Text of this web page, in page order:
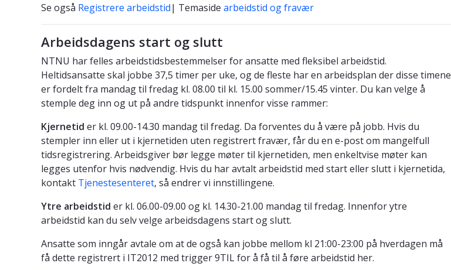
Se også Registrere arbeidstid| Temaside arbeidstid og fravær
Arbeidsdagens start og slutt
NTNU har felles arbeidstidsbestemmelser for ansatte med fleksibel arbeidstid.
Heltidsansatte skal jobbe 37,5 timer per uke, og de fleste har en arbeidsplan der disse timene
er fordelt fra mandag til fredag kl. 08.00 til kl. 15.00 sommer/15.45 vinter. Du kan velge å
stemple deg inn og ut på andre tidspunkt innenfor visse rammer:
Kjernetid er kl. 09.00-14.30 mandag til fredag. Da forventes du å være på jobb. Hvis du
stempler inn eller ut i kjernetiden uten registrert fravær, får du en e-post om mangelfull
tidsregistrering. Arbeidsgiver bør legge møter til kjernetiden, men enkeltvise møter kan
legges utenfor hvis nødvendig. Hvis du har avtalt arbeidstid med start eller slutt i kjernetida,
kontakt Tjenestesenteret, så endrer vi innstillingene.
Ytre arbeidstid er kl. 06.00-09.00 og kl. 14.30-21.00 mandag til fredag. Innenfor ytre
arbeidstid kan du selv velge arbeidsdagens start og slutt.
Ansatte som inngår avtale om at de også kan jobbe mellom kl 21:00-23:00 på hverdagen må
få dette registrert i IT2012 med trigger 9TIL for å få til å føre arbeidstid her.